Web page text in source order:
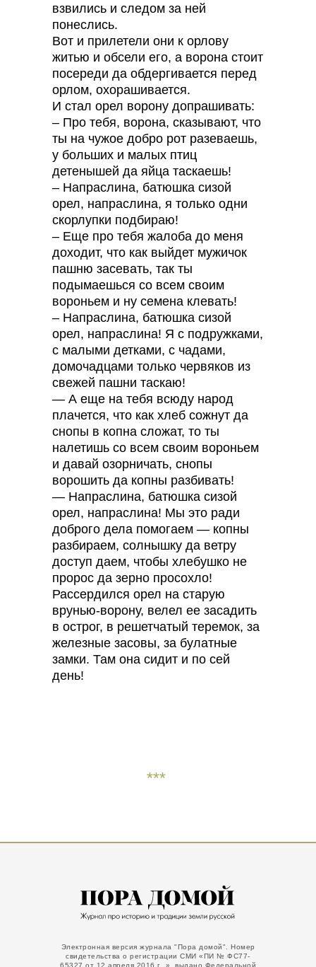
взвились и следом за ней
понеслись.
Вот и прилетели они к орлову
житью и обсели его, а ворона стоит
посереди да обдергивается перед
орлом, охорашивается.
И стал орел ворону допрашивать:
– Про тебя, ворона, сказывают, что
ты на чужое добро рот разеваешь,
у больших и малых птиц
детенышей да яйца таскаешь!
– Напраслина, батюшка сизой
орел, напраслина, я только одни
скорлупки подбираю!
– Еще про тебя жалоба до меня
доходит, что как выйдет мужичок
пашню засевать, так ты
подымаешься со всем своим
вороньем и ну семена клевать!
– Напраслина, батюшка сизой
орел, напраслина! Я с подружками,
с малыми детками, с чадами,
домочадцами только червяков из
свежей пашни таскаю!
— А еще на тебя всюду народ
плачется, что как хлеб сожнут да
снопы в копна сложат, то ты
налетишь со всем своим вороньем
и давай озорничать, снопы
ворошить да копны разбивать!
— Напраслина, батюшка сизой
орел, напраслина! Мы это ради
доброго дела помогаем — копны
разбираем, солнышку да ветру
доступ даем, чтобы хлебушко не
пророс да зерно просохло!
Рассердился орел на старую
врунью-ворону, велел ее засадить
в острог, в решетчатый теремок, за
железные засовы, за булатные
замки. Там она сидит и по сей
день!
***
Электронная версия журнала "Пора домой". Номер
свидетельства о регистрации СМИ «ПИ № ФС77-
65327 от 12 апреля 2016 г .», выдано Федеральной